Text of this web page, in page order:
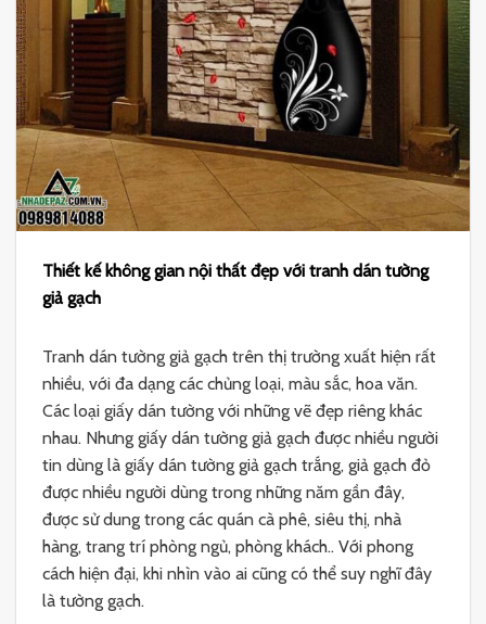
Thiết kế không gian nội thất đẹp với tranh dán tường
giả gạch
Tranh dán tường giả gạch trên thị trường xuất hiện rất
nhiều, với đa dạng các chủng loại, màu sắc, hoa văn.
Các loại giấy dán tường với những vẽ đẹp riêng khác
nhau. Nhưng giấy dán tường giả gạch được nhiều người
tin dùng là giấy dán tường giả gạch trắng, giả gạch đỏ
được nhiều người dùng trong những năm gần đây,
được sử dung trong các quán cà phê, siêu thị, nhà
hàng, trang trí phòng ngủ, phòng khách.. Với phong
cách hiện đại, khi nhìn vào ai cũng có thể suy nghĩ đây
là tường gạch.